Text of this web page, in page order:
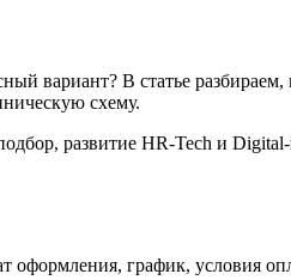
вариант? В статье
схему.
развитие HR-Tech и
оформления, график, условия